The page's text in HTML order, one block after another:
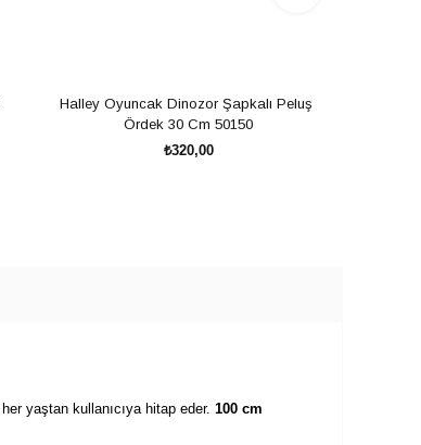
Halley Oyuncak Dinozor Şapkalı Peluş
Ördek 30 Cm 50150
₺320,00
, her yaştan kullanıcıya hitap eder. 100 cm